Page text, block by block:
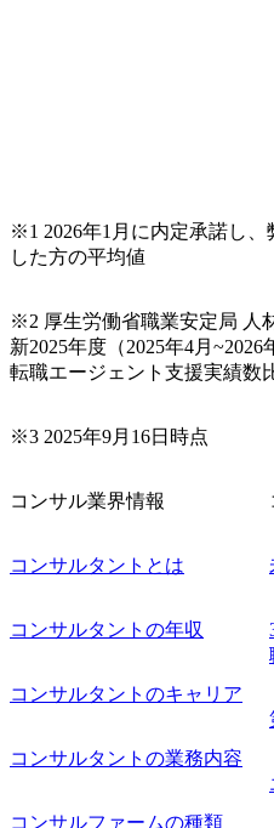
する
フラが
、
暗い案
入の検
してサ
ッショ
形で組
いきま
が戦略
「医
活用基
連携さ
を目指
サルテ
※1 2026年1月に内定承諾し
した方の平均値
※2 厚生労働省職業安定局 人
新2025年度（2025年4月
転職エージェント支援実績数
※3 2025年9月16日時点
コンサル業界情報
コンサルタントとは
コンサルタントの年収
コンサルタントのキャリア
コンサルタントの業務内容
コンサルファームの種類